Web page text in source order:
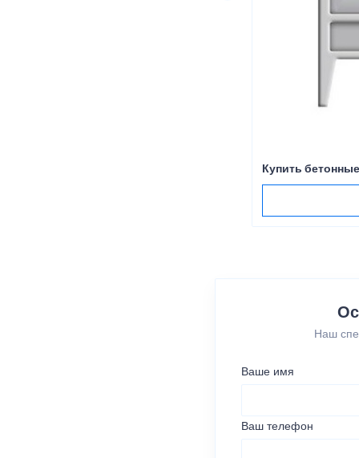
Купить
Наш
Ваше имя
Ваш телефон